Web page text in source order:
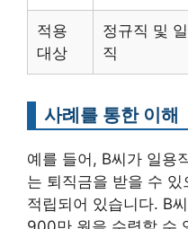
적용
대상
정규직 및
직
사례를 통한 이해
예를 들어, B씨가 일용
는 퇴직금을 받을 수
적립되어 있습니다. B